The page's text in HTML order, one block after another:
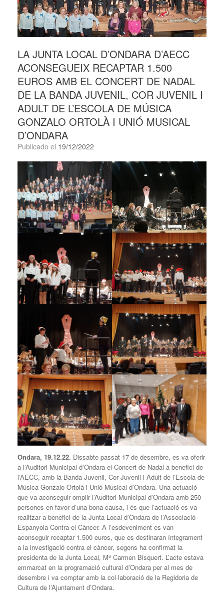
LA JUNTA LOCAL D’ONDARA D’AECC
ACONSEGUEIX RECAPTAR 1.500
EUROS AMB EL CONCERT DE NADAL
DE LA BANDA JUVENIL, COR JUVENIL I
ADULT DE L’ESCOLA DE MÚSICA
GONZALO ORTOLÀ I UNIÓ MUSICAL
D’ONDARA
Publicado el 19/12/2022
Ondara, 19.12.22. Dissabte passat 17 de desembre, es va oferir
a l’Auditori Municipal d’Ondara el Concert de Nadal a benefici de
l’AECC, amb la Banda Juvenil, Cor Juvenil i Adult de l’Escola de
Música Gonzalo Ortolà i Unió Musical d’Ondara. Una actuació
que va aconseguir omplir l’Auditori Municipal d’Ondara amb 250
persones en favor d’una bona causa, i és que l’actuació es va
realitzar a benefici de la Junta Local d’Ondara de l’Associació
Espanyola Contra el Càncer. A l’esdeveniment es van
aconseguir recaptar 1.500 euros, que es destinaran íntegrament
a la investigació contra el càncer, segons ha confirmat la
presidenta de la Junta Local, Mª Carmen Bisquert. L’acte estava
emmarcat en la programació cultural d’Ondara per al mes de
desembre i va comptar amb la col·laboració de la Regidoria de
Cultura de l’Ajuntament d’Ondara.